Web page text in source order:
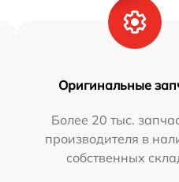
Оригинальные
Более 20 тыс.
производителя в
собственных